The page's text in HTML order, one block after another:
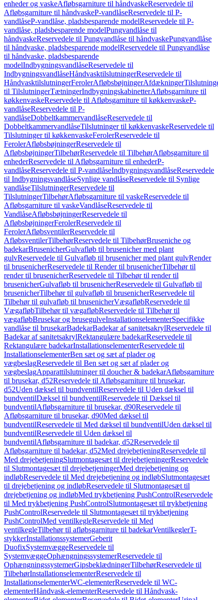
enheder og vaskeAfløbsgarniture til håndvaskeReservedele til
Afløbsgarniture til håndvaskeP-vandlåseReservedele til P-
vandlåseP-vandlåse, pladsbesparende modelReservedele til P-
vandlåse, pladsbesparende modelPungvandlåse til
håndvaskeReservedele til Pungvandlåse til håndvaskePungvandlåse
til håndvaske, pladsbesparende modelReservedele til Pungvandlåse
til håndvaske, pladsbesparende
modelIndbygningsvandlåseReservedele til
IndbygningsvandlåseHåndvasktilslutningerReservedele til
HåndvasktilslutningerFerolerAfløbsbøjningerAfdækninger
til TilslutningerTætningerIndbygningskabinetterAfløbsgarniture til
køkkenvaskeReservedele til Afløbsgarniture til køkkenvaskeP-
vandlåseReservedele til P-
vandlåseDobbeltkammervandlåseReservedele til
DobbeltkammervandlåseTilslutninger til køkkenvaskeReservedele til
Tilslutninger til køkkenvaskeFerolerReservedele til
FerolerAfløbsbøjningerReservedele til
AfløbsbøjningerTilbehørReservedele til TilbehørAfløbsgarniture til
enhederReservedele til Afløbsgarniture til enhederP-
vandlåseReservedele til P-vandlåseIndbygningsvandlåseReservedele
til IndbygningsvandlåseSynlige vandlåseReservedele til Synlige
vandlåseTilslutningerReservedele til
TilslutningerTilbehørAfløbsgarniture til vaskeReservedele til
Afløbsgarniture til vaskeVandlåseReservedele til
VandlåseAfløbsbøjningerReservedele til
AfløbsbøjningerFerolerReservedele til
FerolerAfløbsventilerReservedele til
AfløbsventilerTilbehørReservedele til TilbehørBruseniche og
badekarBrusenicherGulvafløb til brusenicher med plant
gulvReservedele til Gulvafløb til brusenicher med plant gulvRender
til brusenicherReservedele til Render til brusenicherTilbehør til
render til brusenicherReservedele til Tilbehør til render til
brusenicherGulvafløb til brusenicherReservedele til Gulvafløb til
brusenicherTilbehør til gulvafløb til brusenicherReservedele til
Tilbehør til gulvafløb til brusenicherVægafløbReservedele til
VægafløbTilbehør til vægafløbReservedele til Tilbehør til
vægafløbBrusekar og brusegulveInstallationselementerSpecifikke
vandlåse til brusekarBadekarBadekar af sanitetsakrylReservedele til
Badekar af sanitetsakrylRektangulære badekarReservedele til
Rektangulære badekarInstallationselementerReservedele til
InstallationselementerBen sæt og sæt af plader og
vægbeslagReservedele til Ben sæt og sæt af plader og
vægbeslagApparattilslutninger til doucher & badekarAfløbsgarniture
til brusekar, d52Reservedele til Afløbsgarniture til brusekar,
d52Uden dæksel til bundventilReservedele til Uden dæksel til
bundventilDæksel til bundventilReservedele til Dæksel til
bundventilAfløbsgarniture til brusekar, d90Reservedele til
Afløbsgarniture til brusekar, d90Med dæksel til
bundventilReservedele til Med dæksel til bundventilUden dæksel til
bundventilReservedele til Uden dæksel til
bundventilAfløbsgarniture til badekar, d52Reservedele til
Afløbsgarniture til badekar, d52Med drejebetjeningReservedele til
Med drejebetjeningSlutmontagesæt til drejebetjeningerReservedele
til Slutmontagesæt til drejebetjeningerMed drejebetjening og
indløbReservedele til Med drejebetjening og indløbSlutmontagesæt
til drejebetjening og indløbReservedele til Slutmontagesæt til
drejebetjening og indløbMed trykbetjening PushControlReservedele
til Med trykbetjening PushControlSlutmontagesæt til trykbetjening
PushControlReservedele til Slutmontagesæt til trykbetjening
PushControlMed ventilkegleReservedele til Med
ventilkegleTilbehør til afløbsgarniture til badekarVentilkeglerT-
stykkerInstallationssystemerGeberit
DuofixSystemvæggeReservedele til
SystemvæggeOphængningssystemerReservedele til
OphængningssystemerGipsbeklædningerTilbehørReservedele til
TilbehørInstallationselementerReservedele til
InstallationselementerWC-elementerReservedele til WC-
elementerHåndvask-elementerReservedele til Håndvask-